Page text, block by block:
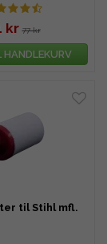
kr 77 kr
HANDLEKURV
til Stihl mfl.